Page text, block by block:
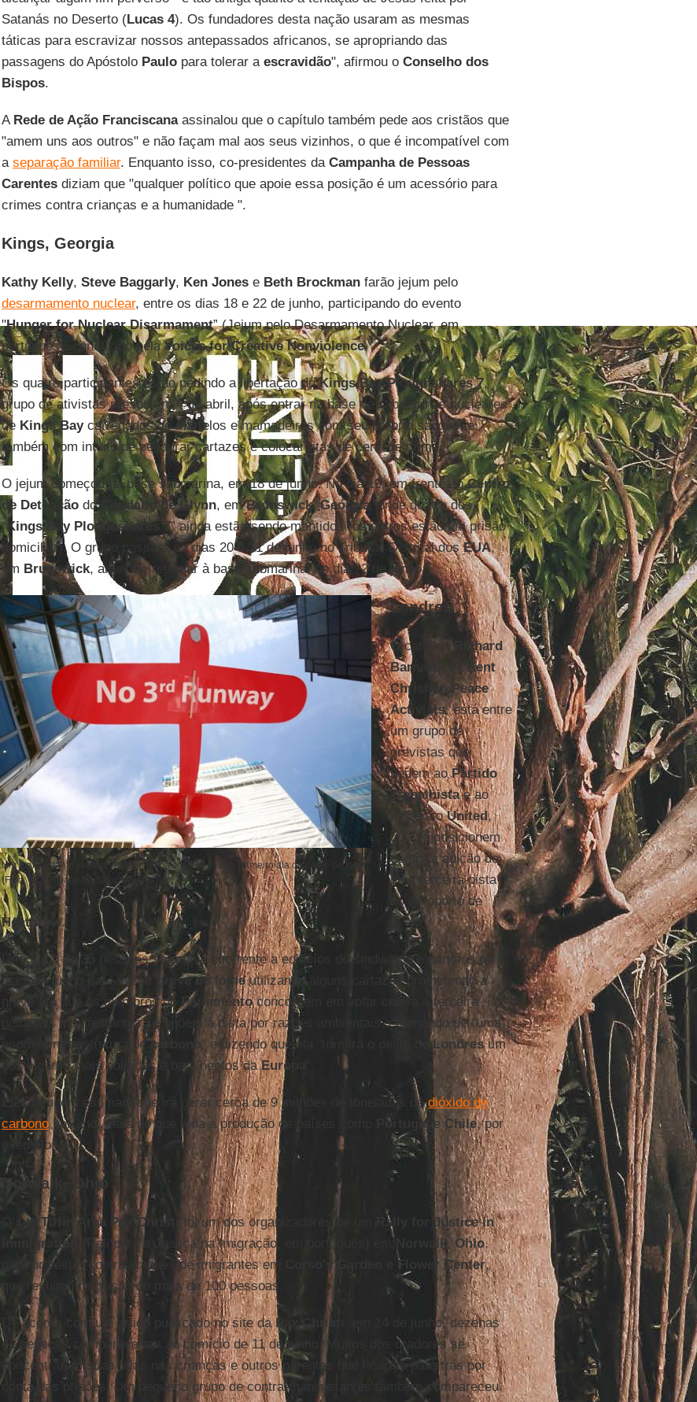
Satanás no Deserto (Lucas 4). Os fundadores desta nação usaram as mesmas
táticas para escravizar nossos antepassados ​​africanos, se apropriando das
passagens do Apóstolo Paulo para tolerar a escravidão", afirmou o Conselho dos
Bispos.
A Rede de Ação Franciscanaassinalou que o capítulo também pede aos cristãos que
"amem uns aos outros" e não façam mal aos seus vizinhos, o que é incompatível com
a separação familiar. Enquanto isso, co-presidentes da Campanha de Pessoas
Carentesdiziam que "qualquer político que apoie essa posição é um acessório para
crimes contra crianças e a humanidade ".
Kings, Georgia
Kathy Kelly, Steve Baggarly, Ken Jonese Beth Brockmanfarão jejum pelo
desarmamento nuclear, entre os dias 18 e 22 de junho, participando do evento
"Hunger for Nuclear Disarmament” (Jejum pelo Desarmamento Nuclear, em
português), conduzido pelaVoices for Creative Nonviolence.
Os quatro participantes estão pedindo a libertação doKings Bay Ploughshares 7,
grupo de ativistas presos em 4 de abril, após entrar na base de submarinos nucleares
de Kings Baycarregados de martelos e mamadeiras com seu próprio sangue, e
também com intuito de pendurar cartazes e colocar fitas de cena de crime.
O jejum começou na base submarina, em 18 de junho. No dia 19, em frente aoCentro
de DetençãodoCondado de Glynn, emBrunswick,Geórgia, onde quatro dos
“Kings Bay Ploughshares 7” ainda estão sendo mantidos (os outros estão em prisão
domiciliar). O grupo passará os dias 20 e 21 de junho no Tribunal Distrital dosEUA,
em Brunswick, antes de retornar à base submarina, no dia 22 de junho.
Um manifestante segurando uma placa em 9 de junho, primeiro dia de greve de fome
(Foto: NCR / Natasha Sakala Suriya)
Londres
O católicoRichard
Barnard
, daKent
Christian Peace
Activists, está entre
um grupo de
grevistas que
pedem aoPartido
Trabalhistae ao
sindicatoUnited,
que se posicionem
contra a adição de
uma terceira pista
no aeroporto de
Heathrow.
Um grupo de 35 pessoas se reuniu em frente a edifícios de sindicatos e partidos no
dia 9 de junho para iniciar
greve de fomeutilizando alguns cartazes prometendo a
greve até que os membros do
Parlamentoconcordem em votar contra a terceira
pista. Os manifestantes se opõem à pista por razões ambientais, chamando de "uma
enorme infraestrutura decarbono" e dizendo que ela "tornará o oeste deLondresum
dos lugares mais poluídos e barulhentos daEuropa
Eles também estimam que irá gerar cerca de 9 milhões de toneladas dedióxido de
carbonopor ano, mais do que toda a produção de países como PortugaleChile, por
exemplo.
Norwalk, Ohio
O siteTiffin Area Pax Christi foi um dos organizadores de um
Rally for Justice in
Immigration
(Rali para a Justiça na Imigração, em português) em Norwalk , Ohio,
para protestar contra ataques de imigrantes em
Corso's Garden e Flower Center,
que resultou na prisão de mais de 100 pessoas.
De acordo com um artigo publicado no site daPax Christi
, em 14 de junho, dezenas
de pessoas compareceram ao comício de 11 de junho. Muitos dos oradores se
concentraram suas falas nas crianças e outros parentes que ficaram para trás por
conta das prisões. Um pequeno grupo de contra-manifestantes também compareceu.